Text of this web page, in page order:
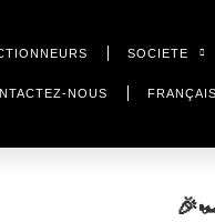
SOCIETE
NOUS FRANÇAIS